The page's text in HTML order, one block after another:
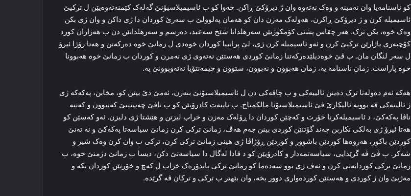
کو ناسنامه‌یا وان نه‌مینه‌ و وه‌ک نه‌ته‌وە وان ژ دیرۆکێ ڕاکن. چەوا کو ب ئاسیمیلاسیۆنێ گه‌له‌ک کێمنه‌ته‌وه‌یێن ل ترکیێ
ئاسیمیله‌ کرن و ژ دیرۆکێ ڕاکرن، هه‌وله‌ک مه‌زن دان کو هه‌مان په‌لوولێ ب سه‌رێ کوردان دا ژی داکن و وان ژی بکن
وه‌ک خوه‌، بکن ترک. هه‌ر چقاس پشتی کۆمکوژیێن سه‌رهلدانا شێخ سه‌عید، ده‌رسم و سه‌رهلدانێن دن ب هه‌زاران کورد
کۆچبه‌ری باژارێن ترکیێ کرن و ئه‌و ئاسیمیله‌ کرن ژی، لێ پرانییا کوردان خوه‌دی ل زمانێ خوه‌ ده‌رکه‌تن و هه‌تا رۆژا ئیرۆ
ل سه‌ر لنگان مان. ب ڤێ خوه‌دیلێده‌رکه‌تنا زمانێ کوردی هه‌ستێن نه‌ته‌وی ژی نه‌مرن و کوردان ب زمانێ خوه‌ هه‌بوونا
خوه‌ پاراست. زمان ناسنامه‌ یه‌، زمان هه‌بوون و نه‌بوون، ستوون و چیمه‌نتۆیا نه‌ته‌وبوونێ یه‌.
هه‌که‌ ئه‌م ده‌وله‌تا ترک ده‌ینن ئالییه‌کی و ب چاڤه‌کی دن ل ئاسیمیلاسیۆنێ بنه‌رن، ئه‌مێ دێ بینن کو، مخابن، پەکەکە ژی
ژ ئالییه‌کی ڤه‌ بوویه‌ ئالیکارێ ڤێ ئاسیمیلاسیۆنا مالکمباخ. ب تایبه‌ت کادرۆیێن کو ب ناڤێ چه‌پیتییێ که‌تبوون و که‌تنه‌
ناڤا پەکەکێ، د ئاسیمیله‌کرنا خۆرت و که‌چێن کوردان دا ڕۆله‌ک مه‌زن و خراب لیزتن و هێشتا ژی دلیزن. ئه‌و که‌سێن کو
هه‌تا ئیرۆ ژی به‌لکی نکاربن چه‌ند گۆتنێن کوردی بینن جه‌م هه‌ڤ، زمانێ ترکی کرن زمانێ سیاسه‌تا پەکەکێ و نه‌ ته‌نێ
کوردێن باکور، هه‌روه‌ها کوردێن باشوور و کوردێن ڕۆژاڤا ژی هینی زمانێ ترکی کرن، ترکی ب وان کرن وه‌ک شیر و
شه‌کر. ب ڤێ ڤه‌ گرێدایی، سیاسه‌تمه‌دار و کادرۆیێن کو د قادا له‌گال دا سیاسه‌تێ دکن، دیسا ب زمانێ دژمنێ خوه‌، ب
زمانێ ترکی کوردایه‌تی کرن و ئه‌ڤ ژی بوو سه‌ده‌ما کو زمانێ ترکی باندۆره‌ک خراب ل که‌چ و خۆرتێن کوردان بکه‌ و
مه‌ژیێ وان ژ کوردی و هه‌ستێن کورده‌واری دوور بخه‌، وان بێهتر ب ترکی و ترکان ڤه‌ گرێده‌.